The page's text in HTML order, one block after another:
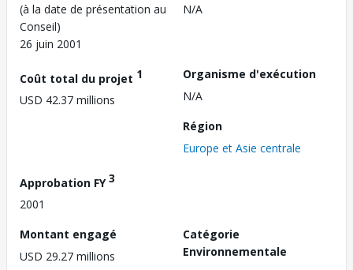
(à la date de présentation au
Conseil)
26 juin 2001
N/A
Coût total du projet 1
USD 42.37 millions
Organisme d'exécution
N/A
Région
Europe et Asie centrale
Approbation FY3
2001
Montant engagé
USD 29.27 millions
Catégorie
Environnementale